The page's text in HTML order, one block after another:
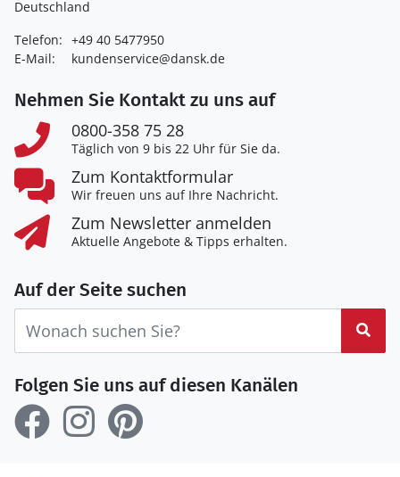
Deutschland
Telefon: +49 40 5477950
E-Mail:
kundenservice@dansk.de
Nehmen Sie Kontakt zu uns auf
0800-358 75 28
Täglich von 9 bis 22 Uhr für Sie da.
Zum Kontaktformular
Wir freuen uns auf Ihre Nachricht.
Zum Newsletter anmelden
Aktuelle Angebote & Tipps erhalten.
Auf der Seite suchen
Folgen Sie uns auf diesen Kanälen